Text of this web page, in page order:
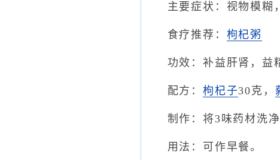
主要症状：视物模糊，
食疗推荐： 枸杞粥
功效：补益肝肾，益精
配方： 枸杞子30克，
制作：将3味药材洗净
用法：可作早餐。